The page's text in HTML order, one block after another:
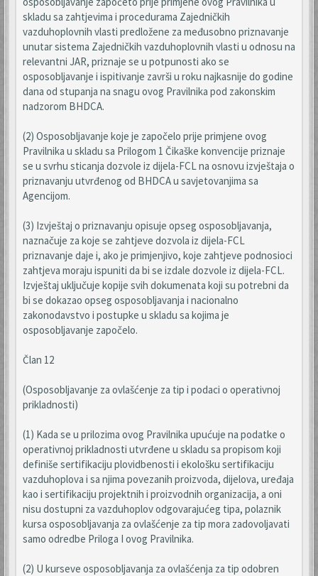
skladu sa zahtjevima i procedurama Zajedničkih
vazduhoplovnih vlasti predložene za međusobno priznavanje
unutar sistema Zajedničkih vazduhoplovnih vlasti u odnosu na
relevantni JAR, priznaje se u potpunosti ako se
osposobljavanje i ispitivanje završi u roku najkasnije do godine
dana od stupanja na snagu ovog Pravilnika pod zakonskim
nadzorom BHDCA.
(2) Osposobljavanje koje je započelo prije primjene ovog
Pravilnika u skladu sa Prilogom 1 Čikaške konvencije priznaje
se u svrhu sticanja dozvole iz dijela-FCL na osnovu izvještaja o
priznavanju utvrđenog od BHDCA u savjetovanjima sa
Agencijom.
(3) Izvještaj o priznavanju opisuje opseg osposobljavanja,
naznačuje za koje se zahtjeve dozvola iz dijela-FCL
priznavanje daje i, ako je primjenjivo, koje zahtjeve podnosioci
zahtjeva moraju ispuniti da bi se izdale dozvole iz dijela-FCL.
Izvještaj uključuje kopije svih dokumenata koji su potrebni da
bi se dokazao opseg osposobljavanja i nacionalno
zakonodavstvo i postupke u skladu sa kojima je
osposobljavanje započelo.
Član 12
(Osposobljavanje za ovlašćenje za tip i podaci o operativnoj
prikladnosti)
(1) Kada se u prilozima ovog Pravilnika upućuje na podatke o
operativnoj prikladnosti utvrđene u skladu sa propisom koji
definiše sertifikaciju plovidbenosti i ekološku sertifikaciju
vazduhoplova i sa njima povezanih proizvoda, dijelova, uređaja
kao i sertifikaciju projektnih i proizvodnih organizacija, a oni
nisu dostupni za vazduhoplov odgovarajućeg tipa, polaznik
kursa osposobljavanja za ovlašćenje za tip mora zadovoljavati
samo odredbe Priloga I ovog Pravilnika.
(2) U kurseve osposobljavanja za ovlašćenja za tip odobren